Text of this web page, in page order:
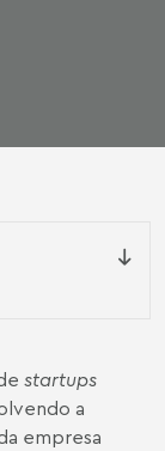
startups
a
empresa